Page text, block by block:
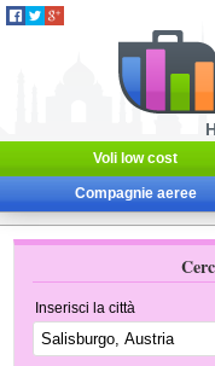
Voli low cost
Compagnie aeree
Inserisci la città